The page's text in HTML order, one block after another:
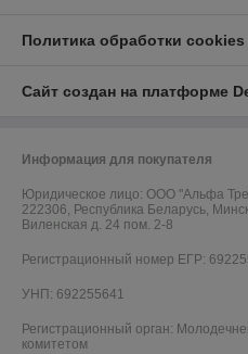
Политика обработки cookies
Сайт создан на платформе
Информация для покупателя
Юридическое лицо: ООО "Альфа
222306, Республика Беларусь,
Виленская д. 24 пом. 2-8
Регистрационный номер ЕГР:
УНП: 692255641
Регистрационный орган:
комитетом